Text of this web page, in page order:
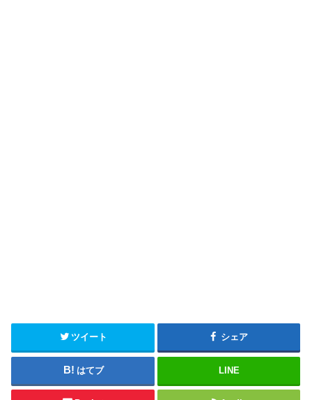
ツイート シェア
はてブ LINE